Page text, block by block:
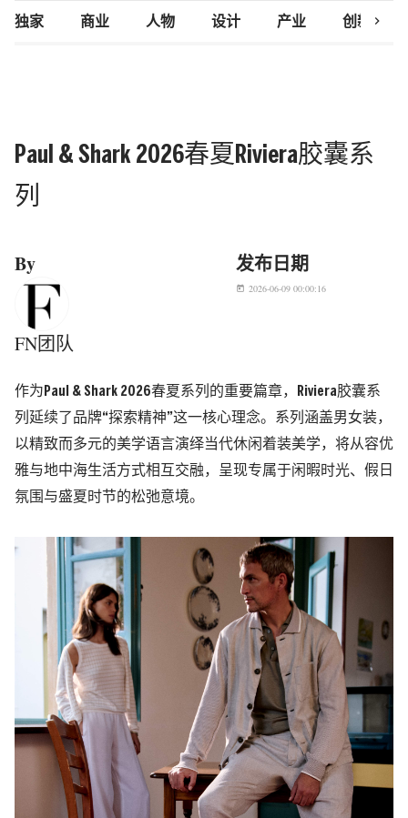
独家 商业 人物 设计 产业 创新研究
chevron_right
Paul & Shark 2026春夏Riviera胶囊系
列
By
FN团队
发布日期
today 2026-06-09 00:00:16
作为 Paul & Shark 2026春夏系列的重要篇章， Riviera胶囊系
列延续了品牌“探索精神”这一核心理念。 系列涵盖男女装，
以精致而多元的美学语言演绎当代休闲着装美学，将从容优
雅与地中海生活方式相互交融，呈现专属于闲暇时光、 假日
氛围与盛夏时节的松弛意境。